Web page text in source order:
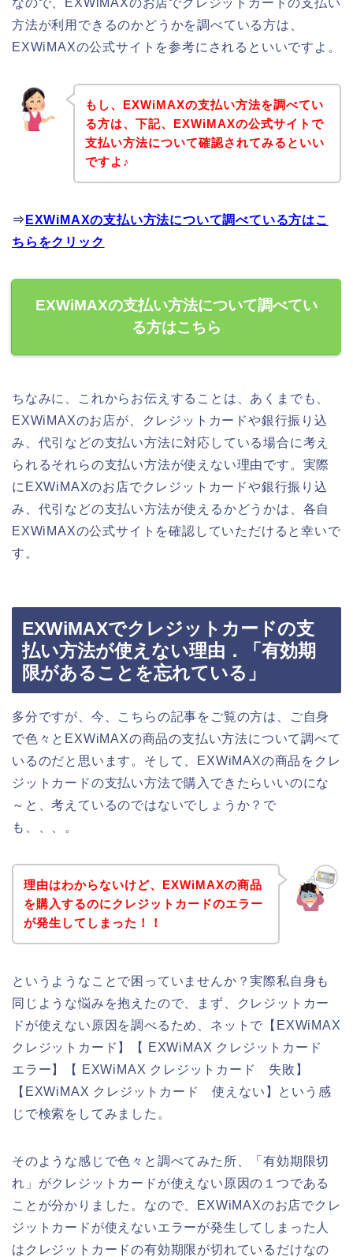
なので、EXWiMAXのお店でクレジットカードの支払い
方法が利用できるのかどうかを調べている方は、
EXWiMAXの公式サイトを参考にされるといいですよ。
もし、EXWiMAXの支払い方法を調べてい
る方は、下記、EXWiMAXの公式サイトで
支払い方法について確認されてみるといい
ですよ♪
⇒ EXWiMAXの支払い方法について調べている方はこ
ちらをクリック
EXWiMAXの支払い方法について調べてい
る方はこちら
ちなみに、これからお伝えすることは、あくまでも、
EXWiMAXのお店が、クレジットカードや銀行振り込
み、代引などの支払い方法に対応している場合に考え
られるそれらの支払い方法が使えない理由です。実際
にEXWiMAXのお店でクレジットカードや銀行振り込
み、代引などの支払い方法が使えるかどうかは、各自
EXWiMAXの公式サイトを確認していただけると幸いで
す。
EXWiMAXでクレジットカードの支
払い方法が使えない理由．「有効期
限があることを忘れている」
多分ですが、今、こちらの記事をご覧の方は、ご自身
で色々とEXWiMAXの商品の支払い方法について調べて
いるのだと思います。そして、EXWiMAXの商品をクレ
ジットカードの支払い方法で購入できたらいいのにな
～と、考えているのではないでしょうか？で
も、、、。
理由はわからないけど、EXWiMAXの商品
を購入するのにクレジットカードのエラー
が発生してしまった！！
というようなことで困っていませんか？実際私自身も
同じような悩みを抱えたので、まず、クレジットカー
ドが使えない原因を調べるため、ネットで【EXWiMAX
クレジットカード】【 EXWiMAX クレジットカード
エラー】【 EXWiMAX クレジットカード 失敗】
【EXWiMAX クレジットカード 使えない】という感
じで検索をしてみました。
そのような感じで色々と調べてみた所、「有効期限切
れ」がクレジットカードが使えない原因の１つである
ことが分かりました。なので、EXWiMAXのお店でクレ
ジットカードが使えないエラーが発生してしまった人
はクレジットカードの有効期限が切れているだけなの